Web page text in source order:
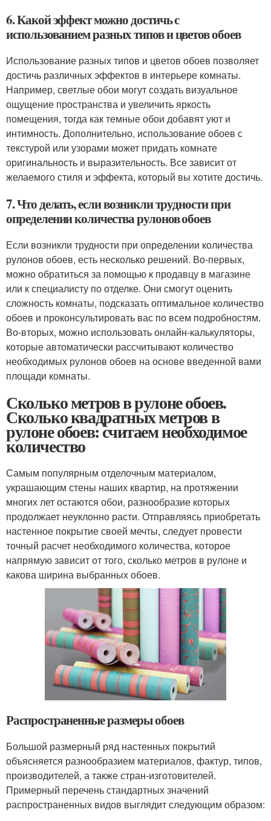
6. Какой эффект можно достичь с
использованием разных типов и цветов обоев
Использование разных типов и цветов обоев позволяет
достичь различных эффектов в интерьере комнаты.
Например, светлые обои могут создать визуальное
ощущение пространства и увеличить яркость
помещения, тогда как темные обои добавят уют и
интимность. Дополнительно, использование обоев с
текстурой или узорами может придать комнате
оригинальность и выразительность. Все зависит от
желаемого стиля и эффекта, который вы хотите достичь.
7. Что делать, если возникли трудности при
определении количества рулонов обоев
Если возникли трудности при определении количества
рулонов обоев, есть несколько решений. Во-первых,
можно обратиться за помощью к продавцу в магазине
или к специалисту по отделке. Они смогут оценить
сложность комнаты, подсказать оптимальное количество
обоев и проконсультировать вас по всем подробностям.
Во-вторых, можно использовать онлайн-калькуляторы,
которые автоматически рассчитывают количество
необходимых рулонов обоев на основе введенной вами
площади комнаты.
Сколько метров в рулоне обоев.
Сколько квадратных метров в
рулоне обоев: считаем необходимое
количество
Самым популярным отделочным материалом,
украшающим стены наших квартир, на протяжении
многих лет остаются обои, разнообразие которых
продолжает неуклонно расти. Отправляясь приобретать
настенное покрытие своей мечты, следует провести
точный расчет необходимого количества, которое
напрямую зависит от того, сколько метров в рулоне и
какова ширина выбранных обоев.
Распространенные размеры обоев
Большой размерный ряд настенных покрытий
объясняется разнообразием материалов, фактур, типов,
производителей, а также стран-изготовителей.
Примерный перечень стандартных значений
распространенных видов выглядит следующим образом: